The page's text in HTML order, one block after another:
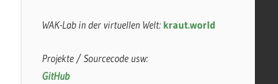
WAK-Lab in der virtuellen Welt: kraut.world
Projekte / Sourcecode usw:
GitHub